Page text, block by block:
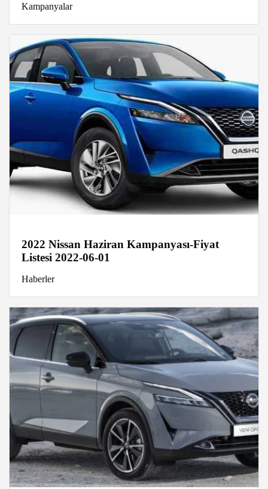
Kampanyalar
2022 Nissan Haziran Kampanyası-Fiyat
Listesi 2022-06-01
Haberler